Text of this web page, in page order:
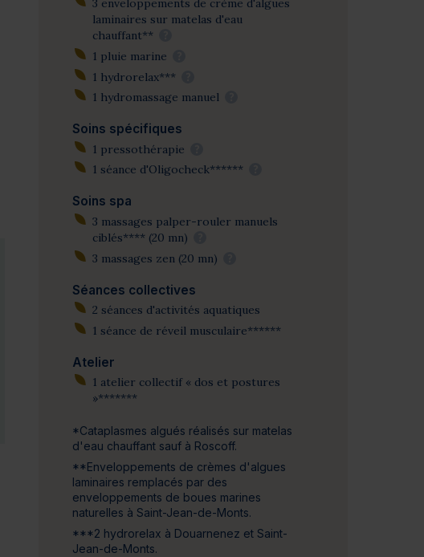
3 enveloppements de crème d'algues
laminaires sur matelas d'eau
chauffant**
1 pluie marine
1 hydrorelax***
1 hydromassage manuel
Soins spécifiques
1 pressothérapie
1 séance d'Oligocheck******
Soins spa
3 massages palper-rouler manuels
ciblés**** (20 mn)
3 massages zen (20 mn)
Séances collectives
2 séances d'activités aquatiques
1 séance de réveil musculaire******
Atelier
1 atelier collectif « dos et postures
»*******
*Cataplasmes algués réalisés sur matelas
d'eau chauffant sauf à Roscoff.
**Enveloppements de crèmes d'algues
laminaires remplacés par des
enveloppements de boues marines
naturelles à Saint-Jean-de-Monts.
***2 hydrorelax à Douarnenez et Saint-
Jean-de-Monts.